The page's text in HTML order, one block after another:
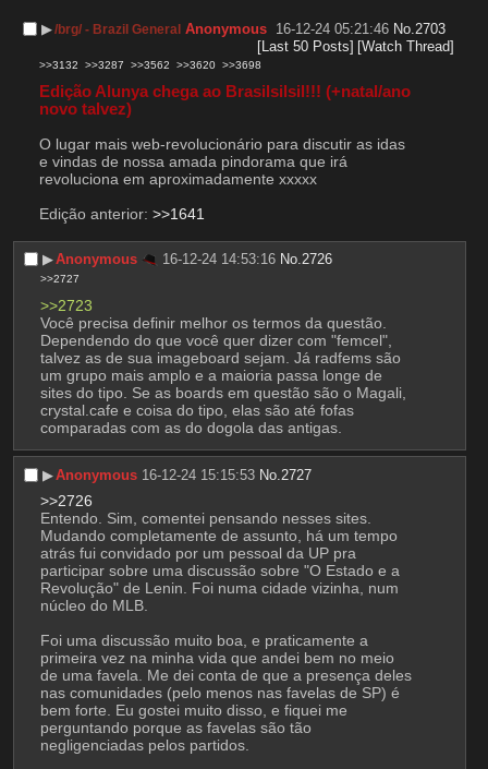
▶︎/brg/ - Brazil General Anonymous 16-12-24 05:21:46 No. 2703
[Last 50 Posts] [Watch Thread]
>>3132 >>3287 >>3562 >>3620 >>3698
Edição Alunya chega ao Brasilsilsil!!! (+natal/ano
novo talvez)
O lugar mais web-revolucionário para discutir as idas
e vindas de nossa amada pindorama que irá
revoluciona em aproximadamente xxxxx
Edição anterior: >>1641
▶︎Anonymous 16-12-24 14:53:16 No.2726
>>2727
>>2723
Você precisa definir melhor os termos da questão.
Dependendo do que você quer dizer com "femcel",
talvez as de sua imageboard sejam. Já radfems são
um grupo mais amplo e a maioria passa longe de
sites do tipo. Se as boards em questão são o Magali,
crystal.cafe e coisa do tipo, elas são até fofas
comparadas com as do dogola das antigas.
▶︎Anonymous 16-12-24 15:15:53 No. 2727
>>2726
Entendo. Sim, comentei pensando nesses sites.
Mudando completamente de assunto, há um tempo
atrás fui convidado por um pessoal da UP pra
participar sobre uma discussão sobre "O Estado e a
Revolução" de Lenin. Foi numa cidade vizinha, num
núcleo do MLB.
Foi uma discussão muito boa, e praticamente a
primeira vez na minha vida que andei bem no meio
de uma favela. Me dei conta de que a presença deles
nas comunidades (pelo menos nas favelas de SP) é
bem forte. Eu gostei muito disso, e fiquei me
perguntando porque as favelas são tão
negligenciadas pelos partidos.